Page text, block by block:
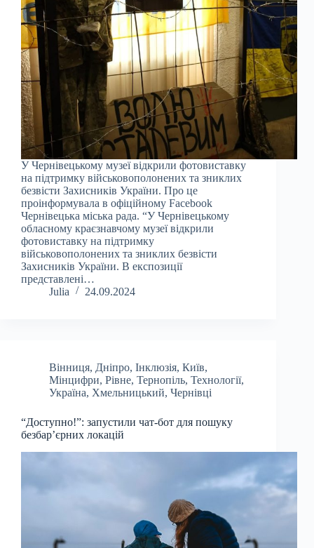
У Чернівецькому музеї відкрили фотовиставку
на підтримку військовополонених та зниклих
безвісти Захисників України. Про це
проінформувала в офіційному Facebook
Чернівецька міська рада. “У Чернівецькому
обласному краєзнавчому музеї відкрили
фотовиставку на підтримку
військовополонених та зниклих безвісти
Захисників України. В експозиції
представлені…
Julia
24.09.2024
Вінниця, Дніпро, Інклюзія, Київ,
Мінцифри, Рівне, Тернопіль, Технології,
Україна, Хмельницький, Чернівці
“Доступно!”: запустили чат-бот для пошуку
безбар’єрних локацій